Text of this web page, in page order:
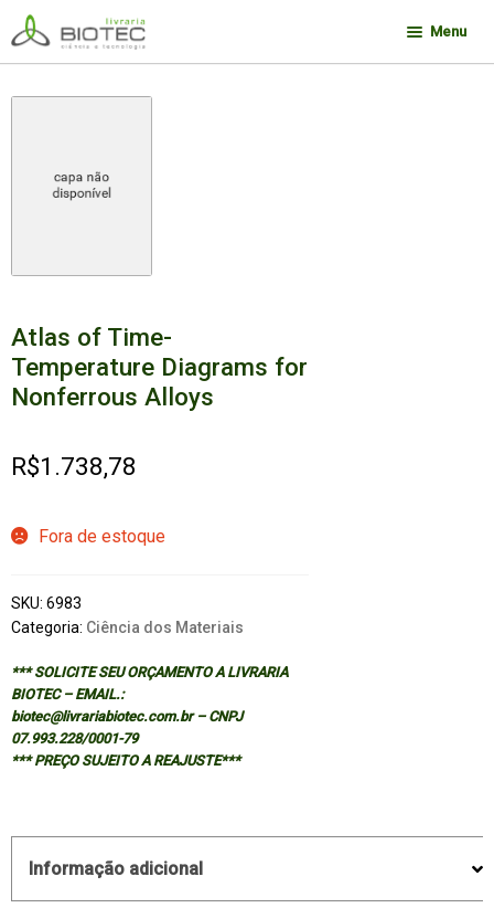
Pular
para
navegação
Pular
para
o
conteúdo
Menu
Atlas of Time-
Temperature Diagrams for
Nonferrous Alloys
R$1.738,78
Fora de estoque
SKU: 6983
Categoria: Ciência dos Materiais
*** SOLICITE SEU ORÇAMENTO A LIVRARIA
BIOTEC – EMAIL.:
biotec@livrariabiotec.com.br – CNPJ
07.993.228/0001-79
*** PREÇO SUJEITO A REAJUSTE***
Informação adicional